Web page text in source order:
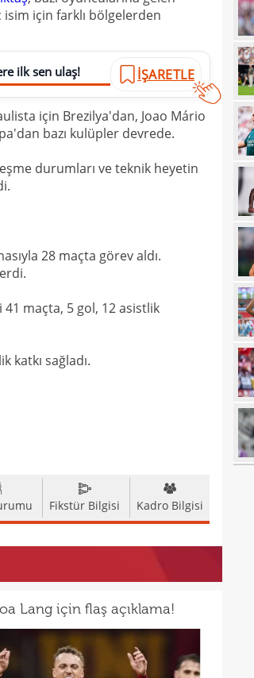
için farklı bölgelerden
ilk sen ulaş! İŞARETLE
için Brezilya'dan, Joao Mário
bazı kulüpler devrede.
durumları ve teknik heyetin
28 maçta görev aldı.
maçta, 5 gol, 12 asistlik
katkı sağladı.
Fikstür Bilgisi Kadro Bilgisi
Lang için flaş açıklama!